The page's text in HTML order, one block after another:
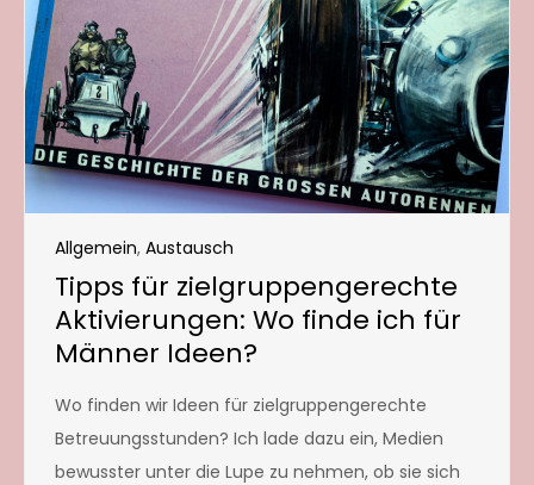
Allgemein, Austausch
Tipps für zielgruppengerechte
Aktivierungen: Wo finde ich für
Männer Ideen?
Wo finden wir Ideen für zielgruppengerechte
Betreuungsstunden? Ich lade dazu ein, Medien
bewusster unter die Lupe zu nehmen, ob sie sich